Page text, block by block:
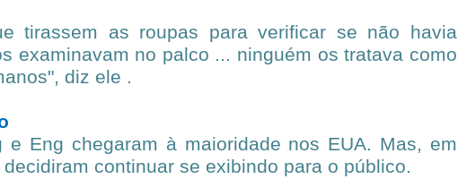
tirassem as roupas para verificar se não havia
examinavam no palco ... ninguém os tratava como
diz ele .
e Eng chegaram à maioridade nos EUA. Mas, em
continuar se exibindo para o público.